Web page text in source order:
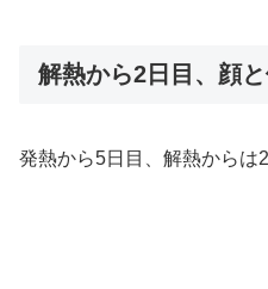
解熱から2日目、顔
発熱から5日目、解熱からは